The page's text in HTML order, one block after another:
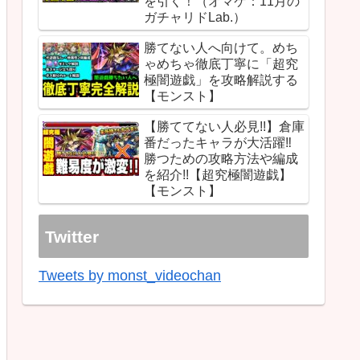
ガチャリドLab.）
勝てない人へ向けて。めち
ゃめちゃ徹底丁寧に「超究
極闇遊戯」を攻略解説する
【モンスト】
【勝ててない人必見!!】倉庫
番だったキャラが大活躍‼︎
勝つための攻略方法や編成
を紹介!!【超究極闇遊戯】
【モンスト】
Twitter
Tweets by monst_videochan